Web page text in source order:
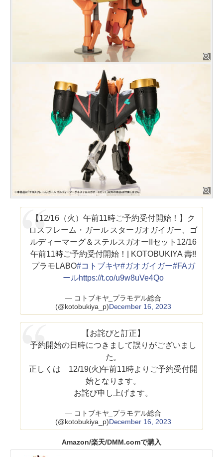
【12/16（火）午前11時ご予約受付開始！】ク
ロスフレーム・ガール スターガオガイガー、ゴ
ルディーマーグ＆ステルスガオーIIセット12/16
午前11時ご予約受付開始！| KOTOBUKIYA 壽!!
プラモLABO#コトブキヤ#ガオガイガー#FAガ
ールhttps://t.co/u9w8uVe4Qo
— コトブキヤ_プラモデル総合
(@kotobukiya_p)December 16, 2023
【お詫びと訂正】
予約開始の日時につきまして誤りがございまし
た。
正しくは 12/19(火)午前11時よりご予約受付開
始となります。
お詫び申し上げます。
— コトブキヤ_プラモデル総合
(@kotobukiya_p)December 16, 2023
Amazon/楽天/DMM.comで購入